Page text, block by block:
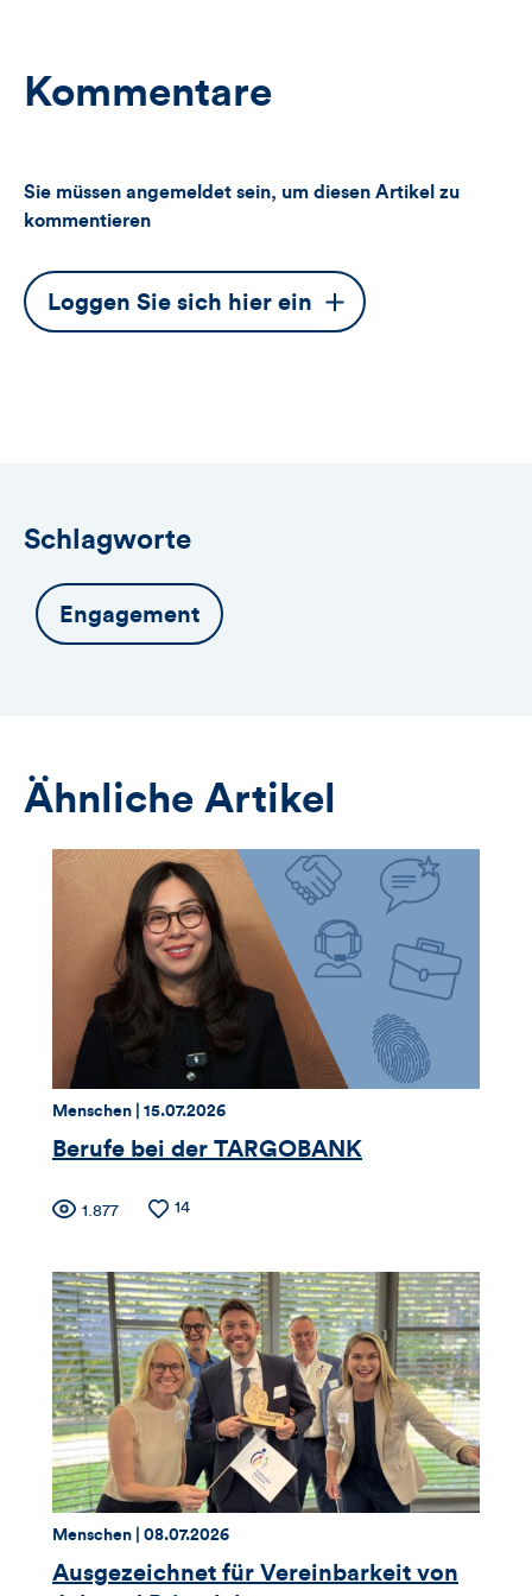
Kommentare
Sie müssen angemeldet sein, um diesen Artikel zu
kommentieren
Dieser
Button
Loggen Sie sich hier ein
Schlagworte
Engagement
Ähnliche Artikel
Thema:
Menschen | Datum:
15.07.2026
Berufe bei der TARGOBANK
Zähler
für
Views,
Likes
und
Kommentare
dieses
Artikels
Anzahl
1.877
Anzahl
14
Thema:
Menschen | Datum:
08.07.2026
Ausgezeichnet für Vereinbarkeit von